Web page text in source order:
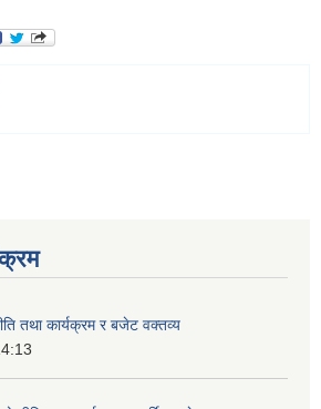
तथा कार्यक्रम र बजेट वक्तव्य